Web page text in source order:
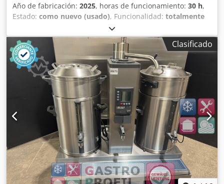
Año de fabricación: 2025, horas de funcionamiento: 30 h,
Estado: como nuevo (usado), Funcionalidad: totalmente
, número de máquina/vehículo:
BDL205MYH30006, Equipamiento:Marcado CE, Tostadora
de café automática BIDELI de 30 kg, modelo 2025 | Solo 30
horas de uso | Disponible inmediatamente Disponible
inmediatamente: sin plazos de producción ni de envío.
Una oportunidad única para adquirir una tostadora de
café automática BIDELI de 30 kg, modelo 2025, en
condiciones casi nuevas. La máquina solo ha estado en
funcionamiento durante aproximadamente 30 horas y se
encuentra en excelentes condiciones mecánicas y
estéticas. La tostadora se ofrece a la venta debido al cierre
de nuestro negocio de tostado de café por motivos de
salud inesperados. Opcionalmente, también está
disponible la línea de producción completa y el equipo de
procesamiento. Fabricante Fabricada por BIDELI, un
Clasificado